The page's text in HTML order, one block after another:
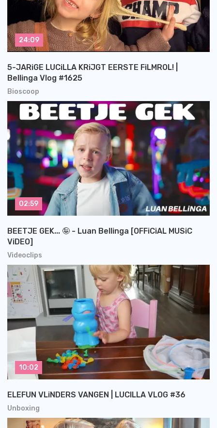
Bioscoop
5-JARiGE LUCiLLA KRiJGT EERSTE FiLMROL! |
Bellinga Vlog #1625
24:09
Videoclips
BEETJE GEK... 🤪 - Luan Bellinga [OFFiCiAL MUSiC
ViDEO]
02:59
Unboxing
ELEFUN VLiNDERS VANGEN | LUCILLA VLOG #36
10:02